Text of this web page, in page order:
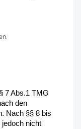
7 Abs.1 TMG
den
Nach §§ 8 bis
nicht